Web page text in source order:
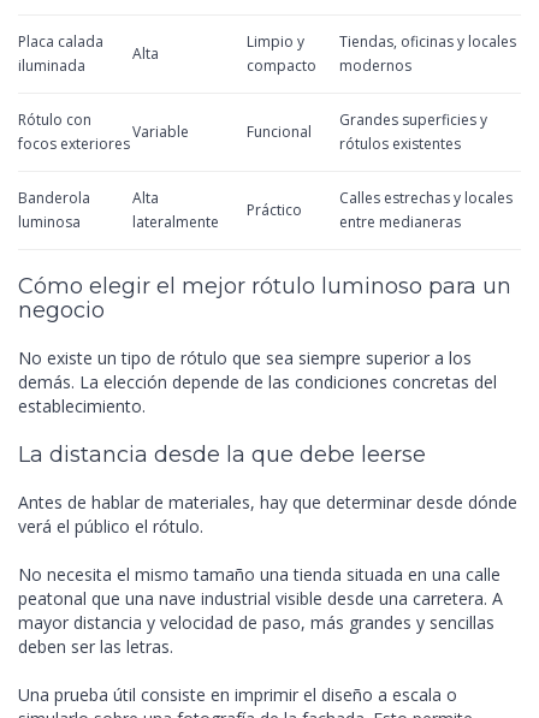
Placa calada
iluminada
Alta
Limpio y
compacto
Tiendas, oficinas y locales
modernos
Rótulo con
focos exteriores
Variable Funcional
Grandes superficies y
rótulos existentes
Banderola
luminosa
Alta
lateralmente
Práctico
Calles estrechas y locales
entre medianeras
Cómo elegir el mejor rótulo luminoso para un
negocio
No existe un tipo de rótulo que sea siempre superior a los
demás. La elección depende de las condiciones concretas del
establecimiento.
La distancia desde la que debe leerse
Antes de hablar de materiales, hay que determinar desde dónde
verá el público el rótulo.
No necesita el mismo tamaño una tienda situada en una calle
peatonal que una nave industrial visible desde una carretera. A
mayor distancia y velocidad de paso, más grandes y sencillas
deben ser las letras.
Una prueba útil consiste en imprimir el diseño a escala o